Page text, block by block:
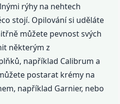
rýhy na nehtech
stojí. Opilování si uděláte
můžete pevnost svých
některým z
například Calibrum a
postarat krémy na
například Garnier, nebo